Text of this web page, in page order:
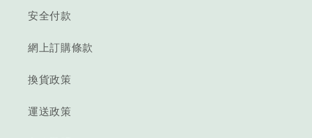
安全付款
網上訂購條款
換貨政策
運送政策